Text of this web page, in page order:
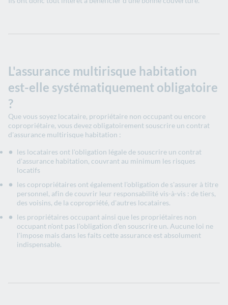
L'assurance multirisque habitation
est-elle systématiquement obligatoire
?
Que vous soyez locataire, propriétaire non occupant ou encore
copropriétaire, vous devez obligatoirement souscrire un contrat
d'assurance multirisque habitation :
les locataires ont l'obligation légale de souscrire un contrat
d'assurance habitation, couvrant au minimum les risques
locatifs
les copropriétaires ont également l'obligation de s'assurer à titre
personnel, afin de couvrir leur responsabilité vis-à-vis : de tiers,
des voisins, de la copropriété, d'autres locataires.
les propriétaires occupant ainsi que les propriétaires non
occupant n'ont pas l'obligation d’en souscrire un. Aucune loi ne
l'impose mais dans les faits cette assurance est absolument
indispensable.